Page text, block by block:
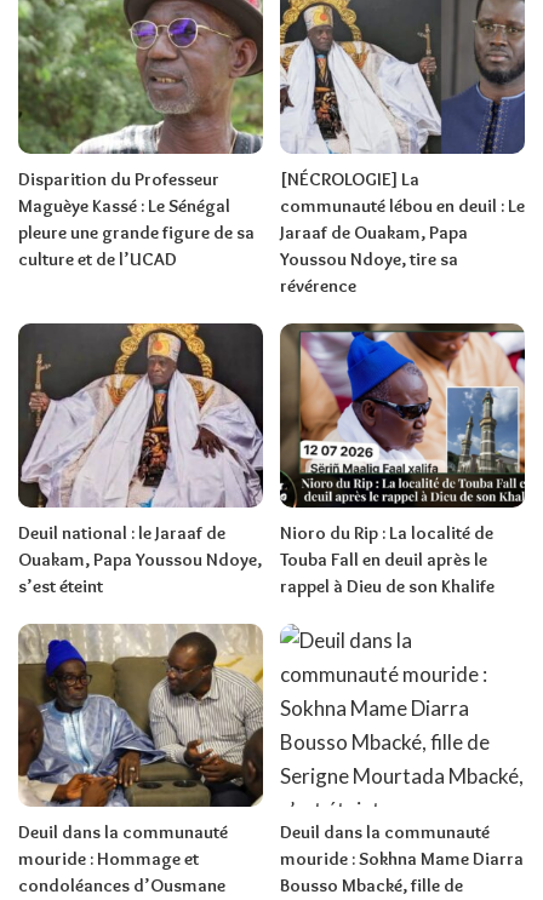
Disparition du Professeur
Maguèye Kassé : Le Sénégal
pleure une grande figure de sa
culture et de l’UCAD
[NÉCROLOGIE] La
communauté lébou en deuil : Le
Jaraaf de Ouakam, Papa
Youssou Ndoye, tire sa
révérence
Deuil national : le Jaraaf de
Ouakam, Papa Youssou Ndoye,
s’est éteint
Nioro du Rip : La localité de
Touba Fall en deuil après le
rappel à Dieu de son Khalife
Deuil dans la communauté
mouride : Hommage et
condoléances d’Ousmane
Deuil dans la communauté
mouride : Sokhna Mame Diarra
Bousso Mbacké, fille de